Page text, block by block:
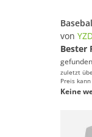
von
Bester
zuletzt
Preis
Keine